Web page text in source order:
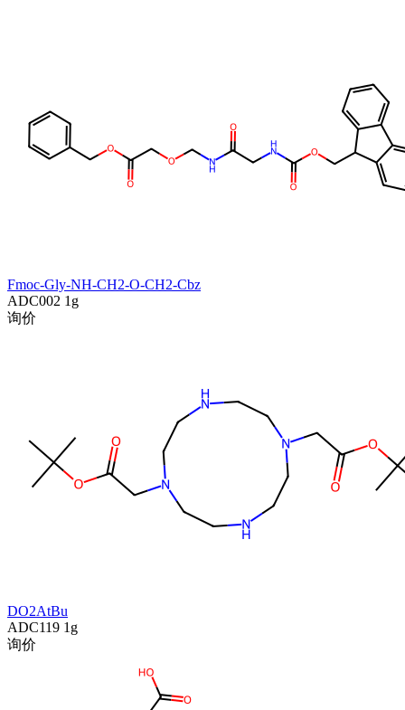
Fmoc-Gly-NH-CH2-O-CH2-Cbz
ADC002 1g
询价
DO2AtBu
ADC119 1g
询价